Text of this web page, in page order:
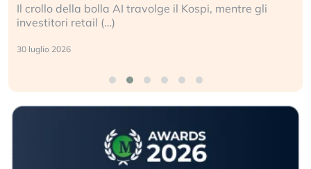
Il crollo della bolla AI travolge il Kospi, mentre gli
investitori retail (…)
30 luglio 2026